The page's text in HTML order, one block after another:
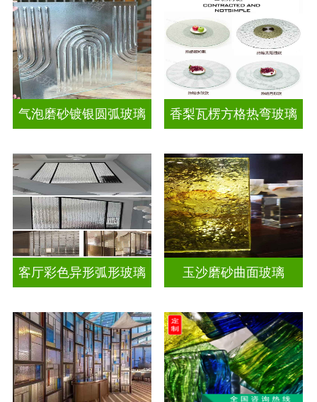
气泡磨砂镀银圆弧玻璃 香梨瓦楞方格热弯玻璃
客厅彩色异形弧形玻璃 玉沙磨砂曲面玻璃